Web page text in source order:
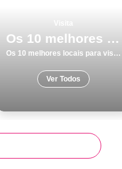
Os 10 melhores locais para visitar em Portalegre
Os 10 melhores locais para visitar em Portalegre
Ver Todos